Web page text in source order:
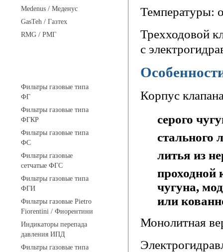
Medenus / Меденус
GasTeh / Газтех
RMG / РМГ
Фильтры газовые типа
ФГ
Фильтры газовые типа
ФГКР
Фильтры газовые типа
ФС
Фильтры газовые
сетчатые ФГС
Фильтры газовые типа
ФГИ
Фильтры газовые Pietro
Fiorentini / Фиорентини
Индикаторы перепада
давления ИПД
Фильтры газовые типа
Температуры:
Трехходовой
с
Корпус
серого
стального
литья из
проходной
чугуна,
или
Монолитная